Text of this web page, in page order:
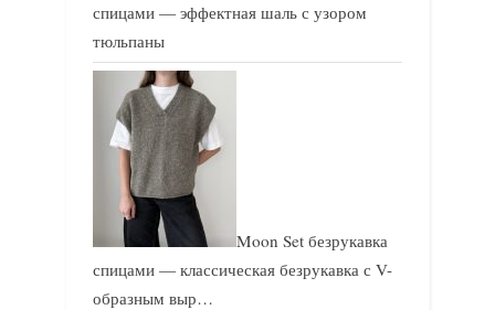
спицами — эффектная шаль с узором
тюльпаны
Moon Set безрукавка
спицами — классическая безрукавка с V-
образным выр…